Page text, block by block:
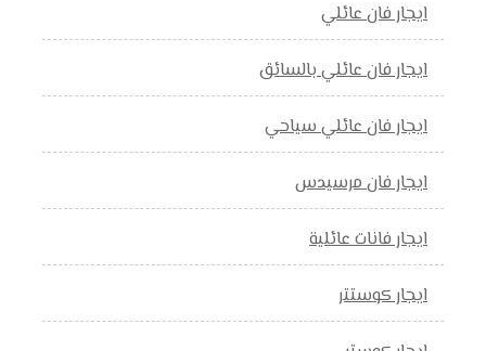
ايجار فان عائلي
ايجار فان عائلي بالسائق
ايجار فان عائلي سياحي
ايجار فان مرسيدس
ايجار فانات عائلية
ايجار كوستتر